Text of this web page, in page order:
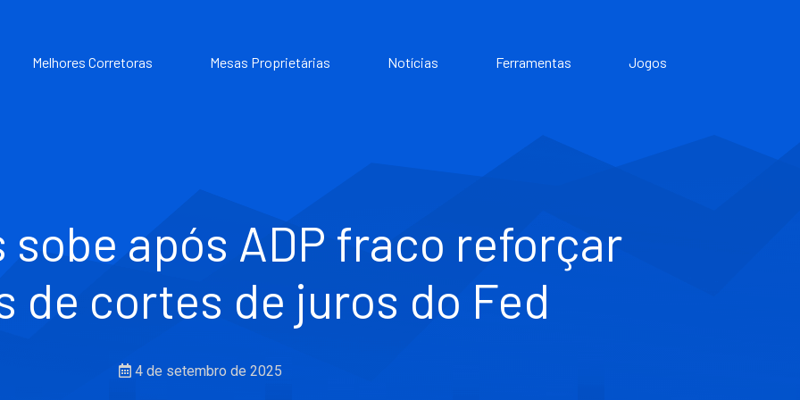
Melhores Corretoras Mesas Proprietárias Notícias Ferramentas Jogos
sobe após ADP fraco reforçar
de cortes de juros do Fed
4 de setembro de 2025